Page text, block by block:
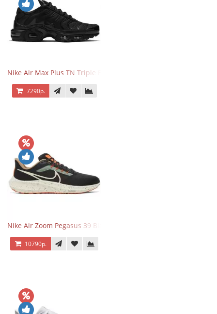
Nike Air Max Plus TN Triple Black
7290р.
Nike Air Zoom Pegasus 39 Black White Orange
10790р.